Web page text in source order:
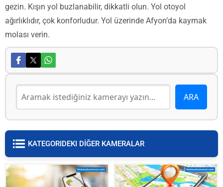
gezin. Kışın yol buzlanabilir, dikkatli olun. Yol otoyol
ağırlıklıdır, çok konforludur. Yol üzerinde Afyon’da kaymak
molası verin.
KATEGORIDEKI DİĞER KAMERALAR